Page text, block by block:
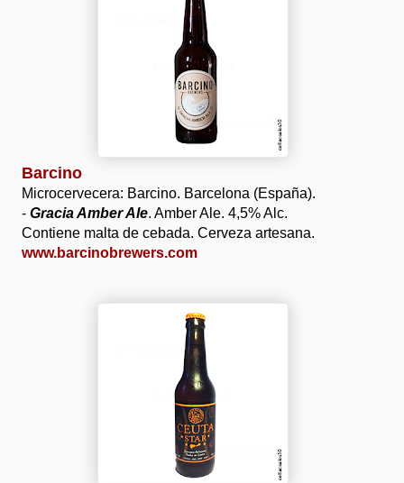
Barcino
Microcervecera: Barcino. Barcelona (España).
- Gracia Amber Ale. Amber Ale. 4,5% Alc.
Contiene malta de cebada. Cerveza artesana.
www.barcinobrewers.com